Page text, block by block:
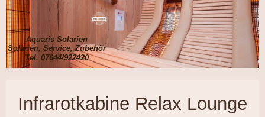
Aquaris Solarien
Solarien, Service, Zubehör
Tel. 07644/922420
Infrarotkabine Relax Lounge